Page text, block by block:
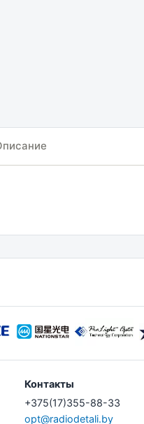
Контакты
+375(17)355-88-33
opt@radiodetali.by